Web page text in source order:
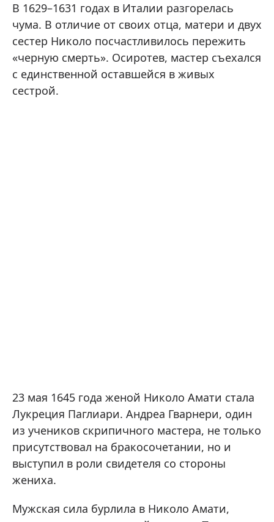
В 1629–1631 годах в Италии разгорелась
чума. В отличие от своих отца, матери и двух
сестер Николо посчастливилось пережить
«черную смерть». Осиротев, мастер съехался
с единственной оставшейся в живых
сестрой.
23 мая 1645 года женой Николо Амати стала
Лукреция Паглиари. Андреа Гварнери, один
из учеников скрипичного мастера, не только
присутствовал на бракосочетании, но и
выступил в роли свидетеля со стороны
жениха.
Мужская сила бурлила в Николо Амати,